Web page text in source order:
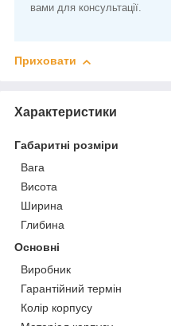
вами для консультації.
Приховати
Характеристики
Габаритні розміри
Вага
Висота
Ширина
Глибина
Основні
Виробник
Гарантійний термін
Колір корпусу